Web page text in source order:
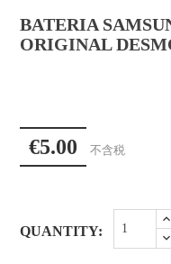
BATERIA
ORIGINAL
€5.00 不含税
QUANTITY: